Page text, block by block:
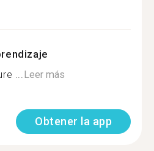
...Leer más
Obtener la app